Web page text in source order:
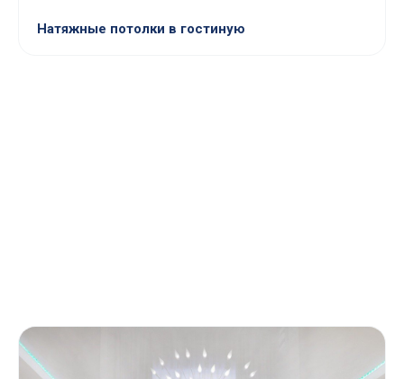
Натяжные потолки в гостиную